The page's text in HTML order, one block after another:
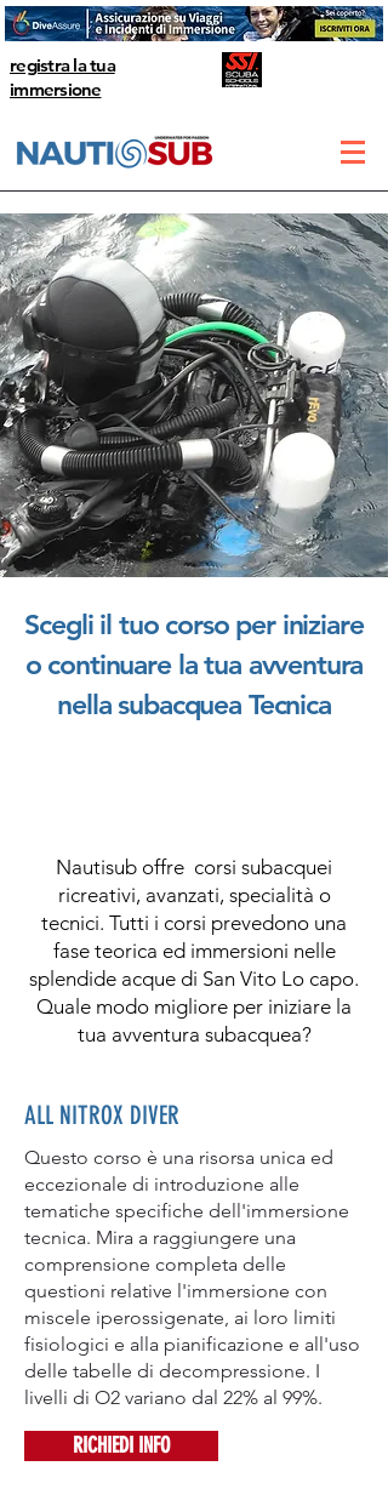
registra la tua
immersione
Scegli il tuo corso per iniziare
o continuare la tua avventura
nella subacquea Tecnica
Nautisub offre corsi subacquei
ricreativi, avanzati, specialità o
tecnici. Tutti i corsi prevedono una
fase teorica ed immersioni nelle
splendide acque di San Vito Lo capo.
Quale modo migliore per iniziare la
tua avventura subacquea?
ALL NITROX DIVER
Questo corso è una risorsa unica ed
eccezionale di introduzione alle
tematiche specifiche dell'immersione
tecnica. Mira a raggiungere una
comprensione completa delle
questioni relative l'immersione con
miscele iperossigenate, ai loro limiti
fisiologici e alla pianificazione e all'uso
delle tabelle di decompressione. I
livelli di O2 variano dal 22% al 99%.
RICHIEDI INFO